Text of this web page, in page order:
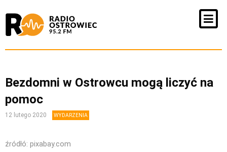
Bezdomni w Ostrowcu mogą liczyć na
pomoc
12 lutego 2020 WYDARZENIA
źródłó: pixabay.com